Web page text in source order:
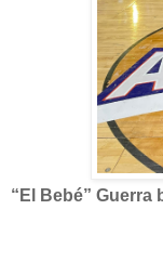
“El Bebé” Guerra